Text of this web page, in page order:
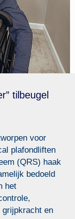
tilbeugel
voor
plafondliften
(QRS) haak
bedoeld
het
grijpkracht en